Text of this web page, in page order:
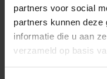
partners voor social
partners kunnen deze
informatie die u aan
verzameld op basis
eisen van
een volledige
tot aan het casco,
kolommen, en de